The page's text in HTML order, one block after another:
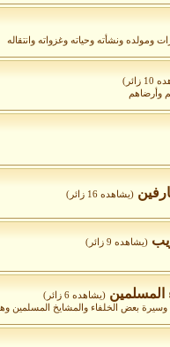
ومولده ونشأته وحياته وغزواته وانتقاله
زائر)
وأرضاهم
(يشاهده 16 زائر)
(يشاهده 9 زائر)
المسلمين (يشاهده 6 زائر)
وسيرة بعض الخلفاء والمشايخ